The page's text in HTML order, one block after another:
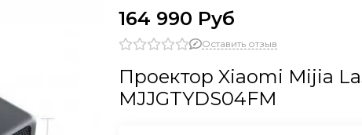
164 990 Руб
Оставить отзыв
Проектор Xiaomi Mijia
MJJGTYDS04FM